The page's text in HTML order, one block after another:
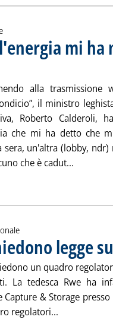
mi ha
2009 alle 15.39.
alla
il ministro
Roberto Calderoli,
che mi ha detto che
sera, un'altra (lobby,
che è cadut...
legge su
un quadro
La tedesca Rwe ha
& Storage
regolatori...